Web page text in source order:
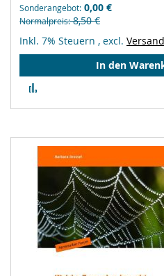
Sonderangebot 0,00 €
Normalpreis 8,50 €
Inkl. 7% Steuern , excl.
In den
hinzufügen